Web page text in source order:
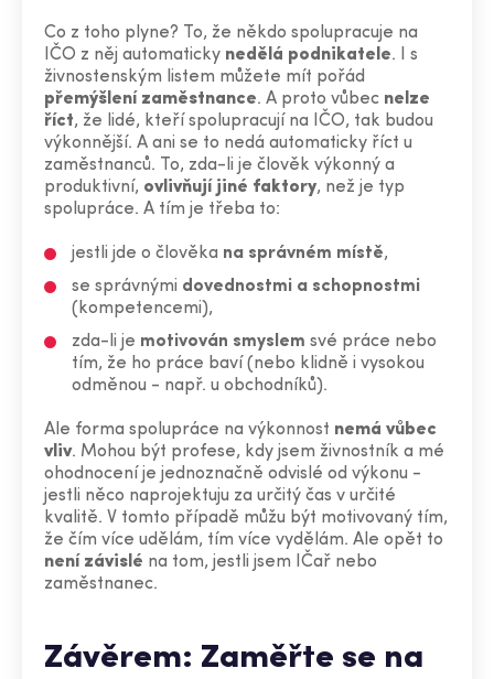
Co z toho plyne? To, že někdo spolupracuje na
IČO z něj automaticky nedělá podnikatele. I s
živnostenským listem můžete mít pořád
přemýšlení zaměstnance. A proto vůbec nelze
říct, že lidé, kteří spolupracují na IČO, tak budou
výkonnější. A ani se to nedá automaticky říct u
zaměstnanců. To, zda-li je člověk výkonný a
produktivní, ovlivňují jiné faktory, než je typ
spolupráce. A tím je třeba to:
jestli jde o člověka na správném místě,
se správnými dovednostmi a schopnostmi
(kompetencemi),
zda-li je motivován smyslem své práce nebo
tím, že ho práce baví (nebo klidně i vysokou
odměnou - např. u obchodníků).
Ale forma spolupráce na výkonnost nemá vůbec
vliv. Mohou být profese, kdy jsem živnostník a mé
ohodnocení je jednoznačně odvislé od výkonu -
jestli něco naprojektuju za určitý čas v určité
kvalitě. V tomto případě můžu být motivovaný tím,
že čím více udělám, tím více vydělám. Ale opět to
není závislé na tom, jestli jsem IČař nebo
zaměstnanec.
Závěrem: Zaměřte se na